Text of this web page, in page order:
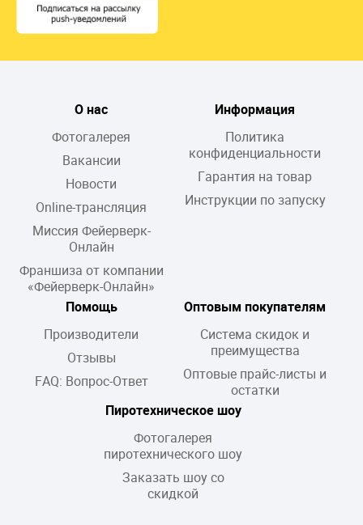
О нас
Фотогалерея
Вакансии
Новости
Online-трансляция
Миссия Фейерверк-
Онлайн
Франшиза от компании
«Фейерверк-Онлайн»
Информация
Политика
конфиденциальности
Гарантия на товар
Инструкции по запуску
Помощь
Производители
Отзывы
FAQ: Вопрос-Ответ
Оптовым покупателям
Система скидок и
преимущества
Оптовые прайс-листы и
остатки
Пиротехническое шоу
Фотогалерея
пиротехнического шоу
Заказать шоу со
скидкой